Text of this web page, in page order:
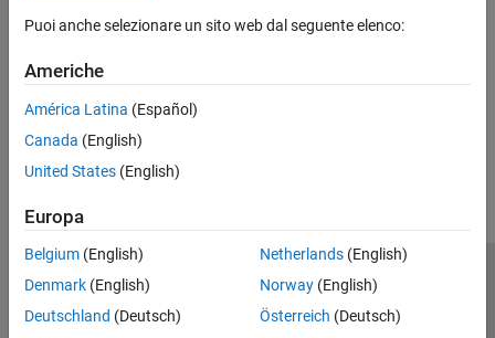
Puoi anche selezionare un sito web dal seguente elenco:
Americhe
América Latina (Español)
Canada (English)
United States (English)
Europa
Belgium (English)
Denmark (English)
Deutschland (Deutsch)
Netherlands(English)
Norway(English)
Österreich (Deutsch)
Centro di fiducia
Informativa sulla privacy
Antipirateria
Stato dell'applicazione
Contatti